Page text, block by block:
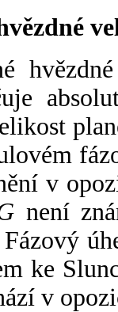
v
není
Fázový
ke
v